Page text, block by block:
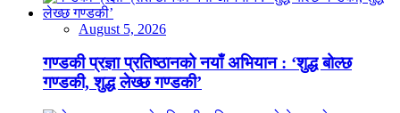
August 5, 2026
गण्डकी प्रज्ञा प्रतिष्ठानको नयाँ अभियान : ‘शुद्ध बोल्छ
गण्डकी, शुद्ध लेख्छ गण्डकी’